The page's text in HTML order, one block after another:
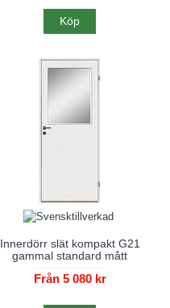
Köp
Innerdörr slät kompakt G21
gammal standard mått
Från 5 080 kr